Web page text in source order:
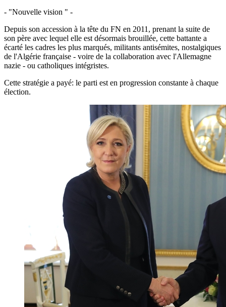
- "Nouvelle vision " -
Depuis son accession à la tête du FN en 2011, prenant la suite de
son père avec lequel elle est désormais brouillée, cette battante a
écarté les cadres les plus marqués, militants antisémites, nostalgiques
de l'Algérie française - voire de la collaboration avec l'Allemagne
nazie - ou catholiques intégristes.
Cette stratégie a payé: le parti est en progression constante à chaque
élection.